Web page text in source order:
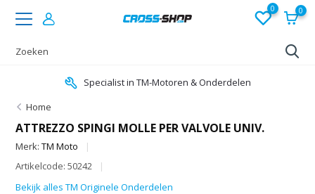
0 0
Specialist in TM-Motoren & Onderdelen
Home
ATTREZZO SPINGI MOLLE PER VALVOLE UNIV.
Merk:TM Moto
Artikelcode: 50242
Bekijk alles TM Originele Onderdelen